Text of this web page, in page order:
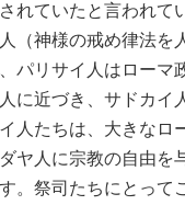
れていたと言われ
（神様の戒め律法を
パリサイ人はロー
に近づき、サドカイ
人たちは、大きなロ
ヤ人に宗教の自由を
。祭司たちにとって